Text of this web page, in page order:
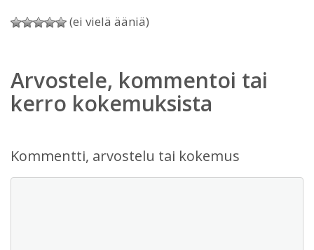
(ei vielä ääniä)
Arvostele, kommentoi tai
kerro kokemuksista
Kommentti, arvostelu tai kokemus